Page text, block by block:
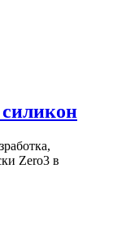
Zero3 в